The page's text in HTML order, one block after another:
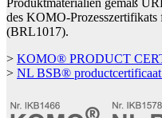
des KOMO-Prozesszertifikats
(BRL1017).
> KOMO® PRODUCT
> NL BSB®